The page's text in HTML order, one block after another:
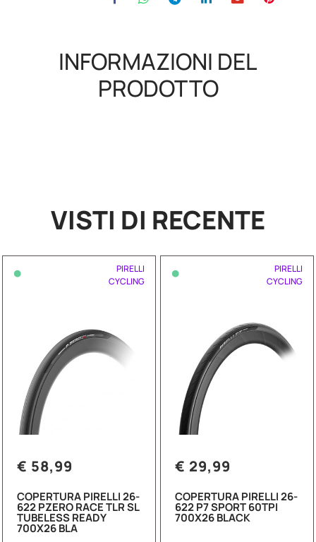
INFORMAZIONI DEL
PRODOTTO
VISTI DI RECENTE
•
PIRELLI
CYCLING
€ 58,99
COPERTURA PIRELLI 26-
622 PZERO RACE TLR SL
TUBELESS READY
700X26 BLA
•
PIRELLI
CYCLING
€ 29,99
COPERTURA PIRELLI 26-
622 P7 SPORT 60TPI
700X26 BLACK